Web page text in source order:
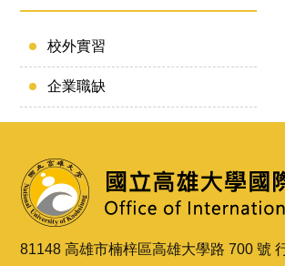
校外實習
企業職缺
81148 高雄市楠梓區高雄大學路 700 號